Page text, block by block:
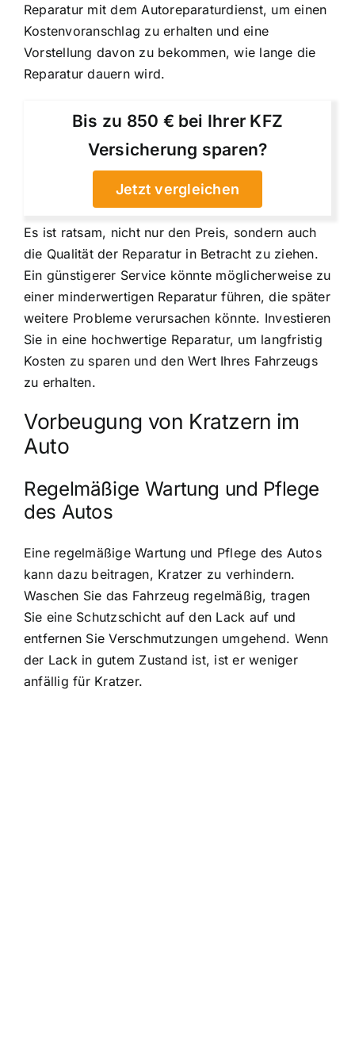
Reparatur mit dem Autoreparaturdienst, um einen
Kostenvoranschlag zu erhalten und eine
Vorstellung davon zu bekommen, wie lange die
Reparatur dauern wird.
Bis zu 850 € bei Ihrer KFZ
Versicherung sparen?
Jetzt vergleichen
Es ist ratsam, nicht nur den Preis, sondern auch
die Qualität der Reparatur in Betracht zu ziehen.
Ein günstigerer Service könnte möglicherweise zu
einer minderwertigen Reparatur führen, die später
weitere Probleme verursachen könnte. Investieren
Sie in eine hochwertige Reparatur, um langfristig
Kosten zu sparen und den Wert Ihres Fahrzeugs
zu erhalten.
Vorbeugung von Kratzern im
Auto
Regelmäßige Wartung und Pflege
des Autos
Eine regelmäßige Wartung und Pflege des Autos
kann dazu beitragen, Kratzer zu verhindern.
Waschen Sie das Fahrzeug regelmäßig, tragen
Sie eine Schutzschicht auf den Lack auf und
entfernen Sie Verschmutzungen umgehend. Wenn
der Lack in gutem Zustand ist, ist er weniger
anfällig für Kratzer.